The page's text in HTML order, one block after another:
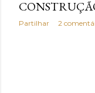
e
n
Partilhar 2